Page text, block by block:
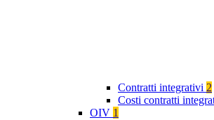
Contratti integrativi 2
Costi contratti
OIV 1